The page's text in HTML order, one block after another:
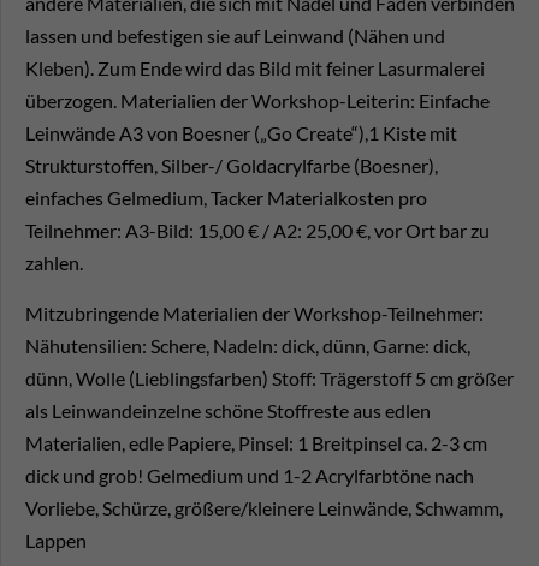
lassen und befestigen sie auf Leinwand (Nähen und
Kleben). Zum Ende wird das Bild mit feiner Lasurmalerei
überzogen. Materialien der Workshop-Leiterin: Einfache
Leinwände A3 von Boesner („Go Create“),1 Kiste mit
Strukturstoffen, Silber-/ Goldacrylfarbe (Boesner),
einfaches Gelmedium, Tacker Materialkosten pro
Teilnehmer: A3-Bild: 15,00 € / A2: 25,00 €, vor Ort bar zu
zahlen.
Mitzubringende Materialien der Workshop-Teilnehmer:
Nähutensilien: Schere, Nadeln: dick, dünn, Garne: dick,
dünn, Wolle (Lieblingsfarben) Stoff: Trägerstoff 5 cm größer
als Leinwandeinzelne schöne Stoffreste aus edlen
Materialien, edle Papiere, Pinsel: 1 Breitpinsel ca. 2-3 cm
dick und grob! Gelmedium und 1-2 Acrylfarbtöne nach
Vorliebe, Schürze, größere/kleinere Leinwände, Schwamm,
Lappen